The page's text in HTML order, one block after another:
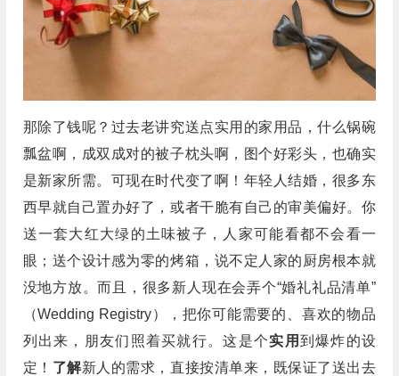
那除了钱呢？过去老讲究送点实用的家用品，什么锅碗
瓢盆啊，成双成对的被子枕头啊，图个好彩头，也确实
是新家所需。可现在时代变了啊！年轻人结婚，很多东
西早就自己置办好了，或者干脆有自己的审美偏好。你
送一套大红大绿的土味被子，人家可能看都不会看一
眼；送个设计感为零的烤箱，说不定人家的厨房根本就
没地方放。而且，很多新人现在会弄个“婚礼礼品清单”
（Wedding Registry），把你可能需要的、喜欢的物品
列出来，朋友们照着买就行。这是个实用 到爆炸的设
定！ 了解新人的需求，直接按清单来，既保证了送出去